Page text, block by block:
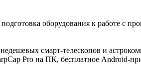
оборудования к работе с
смарт-телескопов и
Pro на ПК, бесплатное Android-